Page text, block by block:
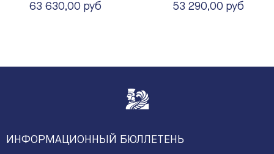
63 630,00 руб 53 290,00 руб
ИНФОРМАЦИОННЫЙ БЮЛЛЕТЕНЬ